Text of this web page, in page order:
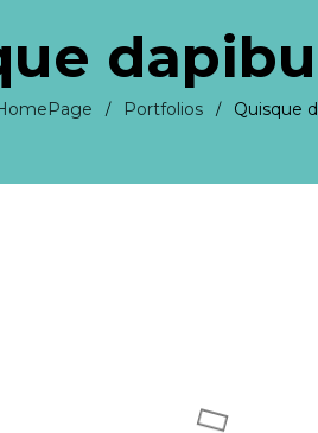
/ Portfolios / Quisque